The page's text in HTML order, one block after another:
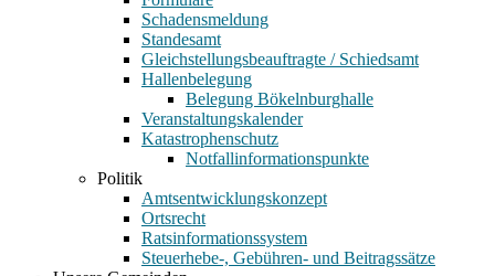
Schadensmeldung
Standesamt
Gleichstellungsbeauftragte / Schiedsamt
Hallenbelegung
Belegung Bökelnburghalle
Veranstaltungskalender
Katastrophenschutz
Notfallinformationspunkte
Politik
Amtsentwicklungskonzept
Ortsrecht
Ratsinformationssystem
Steuerhebe-, Gebühren- und Beitragssätze